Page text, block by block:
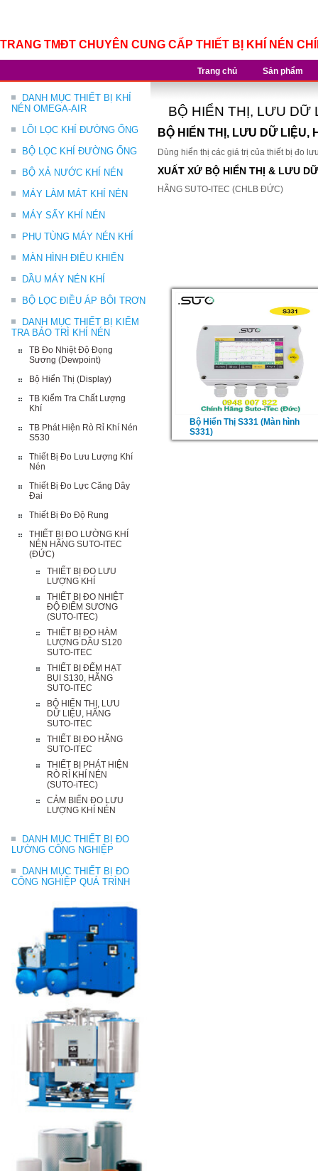
TRANG TMĐT CHUYÊN CUNG CẤP THIẾT BỊ KHÍ NÉN
Trang chủ Sản phẩm
DANH MỤC THIẾT BỊ KHÍ
NÉN OMEGA-AIR
LÕI LỌC KHÍ ĐƯỜNG ỐNG
BỘ LỌC KHÍ ĐƯỜNG ỐNG
BỘ XẢ NƯỚC KHÍ NÉN
MÁY LÀM MÁT KHÍ NÉN
MÁY SẤY KHÍ NÉN
PHỤ TÙNG MÁY NÉN KHÍ
MÀN HÌNH ĐIỀU KHIỂN
DẦU MÁY NÉN KHÍ
BỘ LỌC ĐIỀU ÁP BÔI TRƠN
DANH MỤC THIẾT BỊ KIỂM
TRA BẢO TRÌ KHÍ NÉN
TB Đo Nhiệt Độ Đọng
Sương (Dewpoint)
Bộ Hiển Thị (Display)
TB Kiểm Tra Chất Lượng
Khí
TB Phát Hiện Rò Rỉ Khí Nén
S530
Thiết Bị Đo Lưu Lượng Khí
Nén
Thiết Bị Đo Lực Căng Dây
Đai
Thiết Bị Đo Độ Rung
THIẾT BỊ ĐO LƯỜNG KHÍ
NÉN HÃNG SUTO-ITEC
(ĐỨC)
THIẾT BỊ ĐO LƯU
LƯỢNG KHÍ
THIẾT BỊ ĐO NHIỆT
ĐỘ ĐIỂM SƯƠNG
(SUTO-ITEC)
THIẾT BỊ ĐO HÀM
LƯỢNG DẦU S120
SUTO-ITEC
THIẾT BỊ ĐẾM HẠT
BỤI S130, HÃNG
SUTO-ITEC
BỘ HIỂN THỊ, LƯU
DỮ LIỆU, HÃNG
SUTO-ITEC
THIẾT BỊ ĐO HÃNG
SUTO-ITEC
THIẾT BỊ PHÁT HIỆN
RÒ RỈ KHÍ NÉN
(SUTO-iTEC)
CẢM BIẾN ĐO LƯU
LƯỢNG KHÍ NÉN
DANH MỤC THIẾT BỊ ĐO
LƯỜNG CÔNG NGHIỆP
DANH MỤC THIẾT BỊ ĐO
CÔNG NGHIỆP QUÁ TRÌNH
BỘ HIỂN THỊ, LƯU DỮ
BỘ HIỂN THỊ, LƯU DỮ LIỆU,
Dùng hiển thị các giá trị của thiết bị đo
XUẤT XỨ BỘ HIỂN THỊ & LƯU
HÃNG SUTO-ITEC (CHLB ĐỨC)
Bộ Hiển Thị S331 (Màn hình
S331)